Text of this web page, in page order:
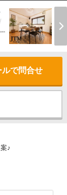
ルで問合せ
♪